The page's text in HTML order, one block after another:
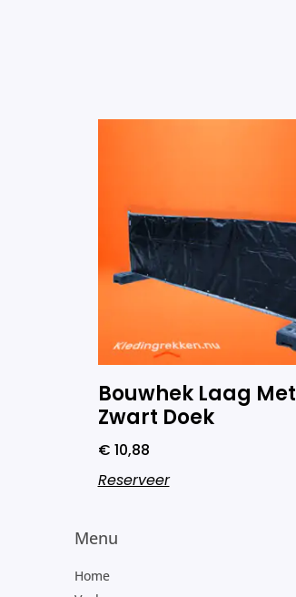
Bouwhek Laag Met
Zwart Doek
€ 10,88
Reserveer
Menu
Home